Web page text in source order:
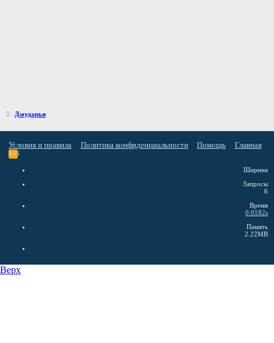
Дмударья
Условия и правила Политика конфиденциальности Помощь Главная
RSS
Ширина
Запросы
6
Время
0.0182s
Память
2.22MB
Верх